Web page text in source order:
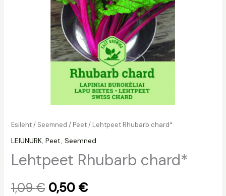
Esileht/ Seemned / Peet/ Lehtpeet Rhubarb chard*
LEIUNURK, Peet, Seemned
Lehtpeet Rhubarb chard*
1,09€ 0,50 €